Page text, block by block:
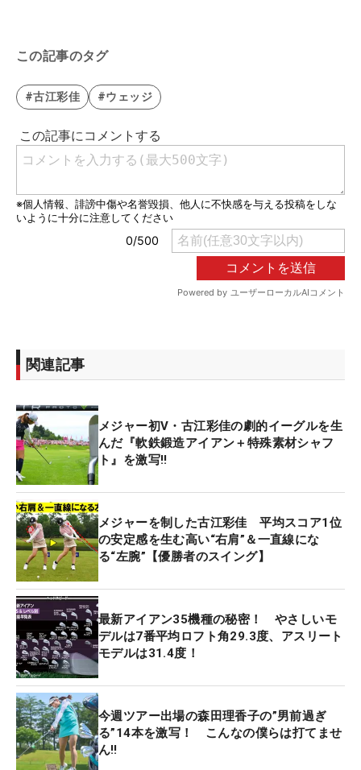
この記事のタグ
#古江彩佳 #ウェッジ
関連記事
メジャー初V・古江彩佳の劇的イーグルを生
んだ『軟鉄鍛造アイアン＋特殊素材シャフ
ト』を激写‼
メジャーを制した古江彩佳 平均スコア1位
の安定感を生む高い“右肩”＆一直線にな
る“左腕”【優勝者のスイング】
最新アイアン35機種の秘密！ やさしいモ
デルは7番平均ロフト角29.3度、アスリート
モデルは31.4度！
今週ツアー出場の森田理香子の”男前過ぎ
る”14本を激写！ こんなの僕らは打てませ
ん‼